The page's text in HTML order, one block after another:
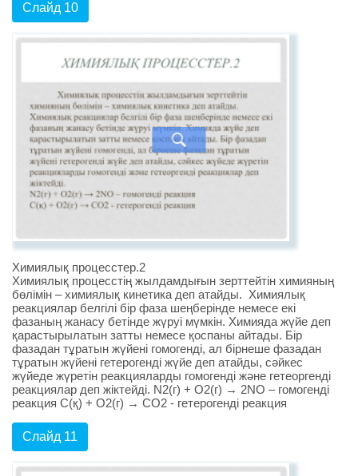
Слайд 10
Химиялық процесстер.2
Химиялық процесстің жылдамдығын зерттейтін химияның
бөлімін – химиялық кинетика деп атайды. Химиялық
реакциялар белгілі бір фаза шеңберінде немесе екі
фазаның жанасу бетінде жүруі мүмкін. Химияда жүйе деп
қарастырылатын затты немесе қоспаны айтады. Бір
фазадан тұратын жүйені гомогенді, ал бірнеше фазадан
тұратын жүйені гетерогенді жүйе деп атайды, сәйкес
жүйеде жүретін реакцияларды гомогенді және гетеоргенді
реакциялар деп жіктейді. N2(г) + O2(г) → 2NO – гомогенді
реакция C(қ) + O2(г) → CO2 - гетерогенді реакция
Слайд 11